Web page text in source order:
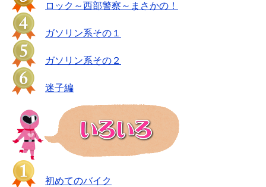
ロック～西部警察～まさかの！
ガソリン系その１
ガソリン系その２
迷子編
初めてのバイク